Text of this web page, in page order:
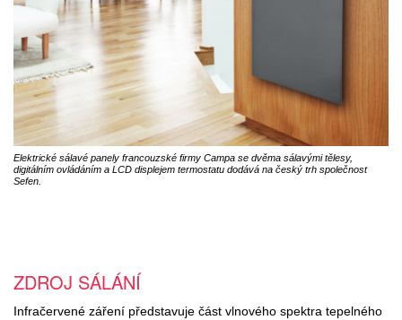
Elektrické sálavé panely francouzské firmy Campa se dvěma sálavými tělesy,
digitálním ovládáním a LCD displejem termostatu dodává na český trh společnost
Sefen.
ZDROJ SÁLÁNÍ
Infračervené záření představuje část vlnového spektra tepelného